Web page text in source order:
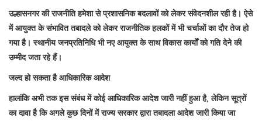
उल्हासनगर की राजनीति हमेशा से प्रशासनिक बदलावों को लेकर संवेदनशील रही है। ऐसे
में आयुक्त के संभावित तबादले को लेकर राजनीतिक हलकों में भी चर्चाओं का दौर तेज हो
गया है। स्थानीय जनप्रतिनिधि भी नए आयुक्त के साथ विकास कार्यों को गति देने की
उम्मीद जता रहे हैं।
जल्द हो सकता है आधिकारिक आदेश
हालांकि अभी तक इस संबंध में कोई आधिकारिक आदेश जारी नहीं हुआ है, लेकिन सूत्रों
का दावा है कि अगले कुछ दिनों में राज्य सरकार द्वारा तबादला आदेश जारी किया जा